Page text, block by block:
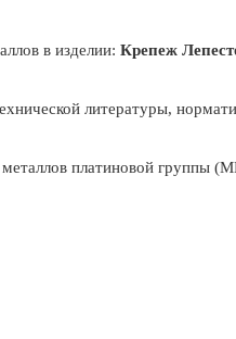
в изделии: Крепеж
литературы,
металлов платиновой группы